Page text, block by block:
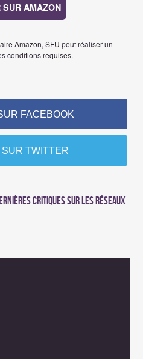
SUR AMAZON
Amazon, SFU peut réaliser un
conditions requises.
FACEBOOK
TWITTER
critiques sur les réseaux